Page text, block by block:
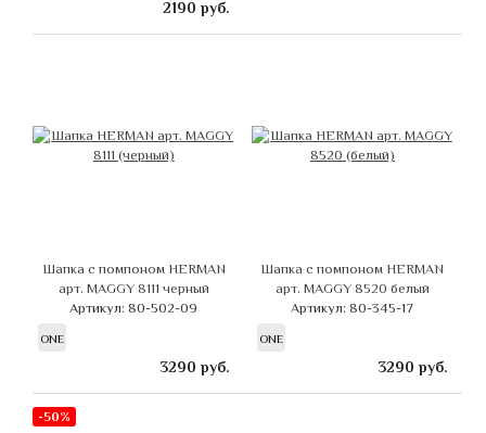
2190 руб.
Шапка с помпоном HERMAN
арт. MAGGY 8111 черный
Артикул: 80-502-09
ONE
3290 руб.
Шапка с помпоном HERMAN
арт. MAGGY 8520 белый
Артикул: 80-345-17
ONE
3290 руб.
-50%